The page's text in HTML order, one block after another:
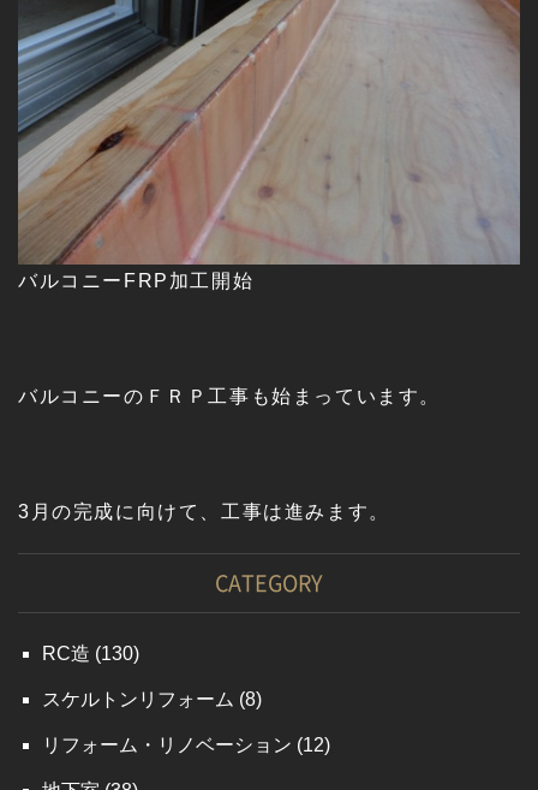
バルコニーFRP加工開始
バルコニーのＦＲＰ工事も始まっています。
3月の完成に向けて、工事は進みます。
CATEGORY
RC造 (130)
スケルトンリフォーム (8)
リフォーム・リノベーション (12)